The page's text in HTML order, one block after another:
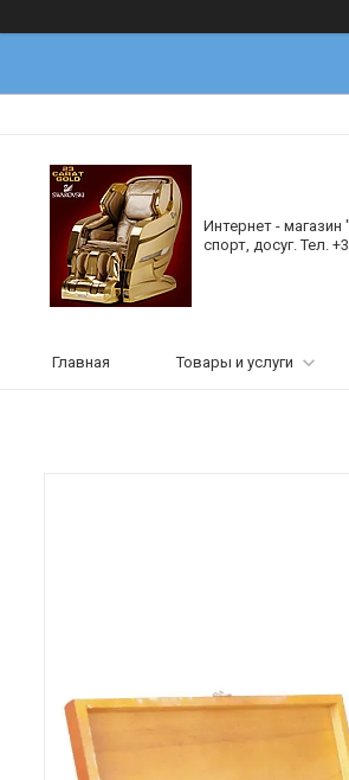
Интернет -
спорт, досуг. Тел.
Главная Товары и услуги